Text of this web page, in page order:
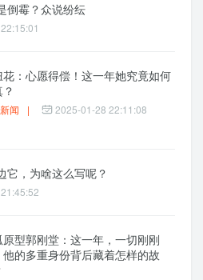
倒霉？众说纷纭
花：心愿得偿！这一年她究竟如何
闻 | 2025-01-28 22:11:08
它，为啥这么写呢？
原型郭刚堂：这一年，一切刚刚
他的多重身份背后藏着怎样的故